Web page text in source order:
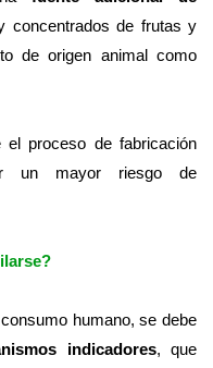
concentrados de frutas y
de origen animal como
proceso de fabricación
un mayor riesgo de
?
humano, se debe
indicadores, que